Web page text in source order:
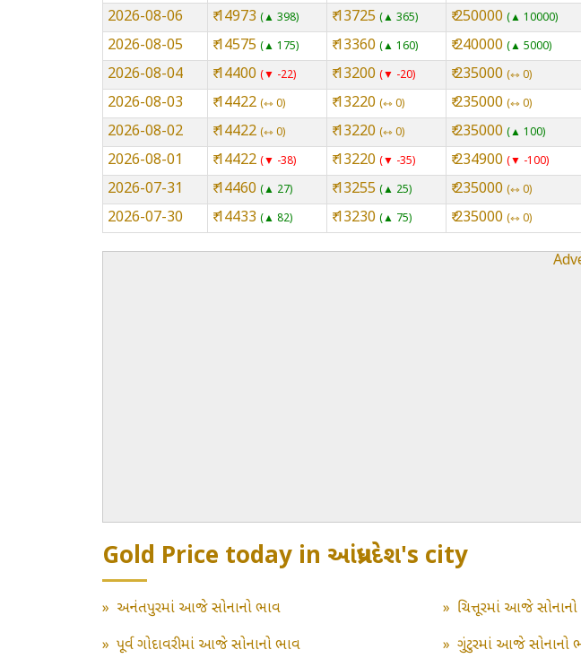
2026-08-06 ₹ 14973 ▲ 398 ₹ 13725 ▲ 365 ₹ 250000 ▲ 10000
2026-08-05 ₹ 14575 ▲ 175 ₹ 13360 ▲ 160 ₹ 240000 ▲ 5000
2026-08-04 ₹ 14400 ▼ -22 ₹ 13200 ▼ -20 ₹ 235000 ⇿ 0
2026-08-03 ₹ 14422 ⇿ 0 ₹ 13220 ⇿ 0 ₹ 235000 ⇿ 0
2026-08-02 ₹ 14422 ⇿ 0 ₹ 13220 ⇿ 0 ₹ 235000 ▲ 100
2026-08-01 ₹ 14422 ▼ -38 ₹ 13220 ▼ -35 ₹ 234900 ▼ -100
2026-07-31 ₹ 14460 ▲ 27 ₹ 13255 ▲ 25 ₹ 235000 ⇿ 0
2026-07-30 ₹ 14433 ▲ 82 ₹ 13230 ▲ 75 ₹ 235000 ⇿ 0
Gold Price today in આંધ્રપ્રદેશ's city
» અનંતપુરમાં આજે સોનાનો ભાવ » ચિત્તૂરમાં આજે
» પૂર્વ ગોદાવરીમાં આજે સોનાનો ભાવ » ગુંટુરમાં આજે સોનાનો